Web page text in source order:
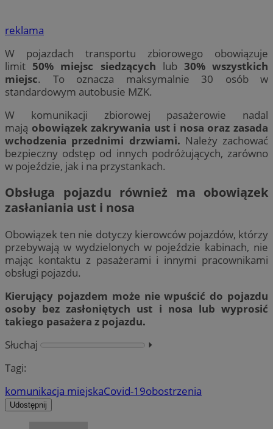
reklama
W pojazdach transportu zbiorowego obowiązuje
limit 50% miejsc siedzących lub 30% wszystkich
miejsc. To oznacza maksymalnie 30 osób w
standardowym autobusie MZK.
W komunikacji zbiorowej pasażerowie nadal
mają obowiązek zakrywania ust i nosa oraz zasada
wchodzenia przednimi drzwiami. Należy zachować
bezpieczny odstęp od innych podróżujących, zarówno
w pojeździe, jak i na przystankach.
Obsługa pojazdu również ma obowiązek
zasłaniania ust i nosa
Obowiązek ten nie dotyczy kierowców pojazdów, którzy
przebywają w wydzielonych w pojeździe kabinach, nie
mając kontaktu z pasażerami i innymi pracownikami
obsługi pojazdu.
Kierujący pojazdem może nie wpuścić do pojazdu
osoby bez zasłoniętych ust i nosa lub wyprosić
takiego pasażera z pojazdu.
Słuchaj
⏵︎
Tagi:
komunikacja miejskaCovid-19obostrzenia
Udostępnij